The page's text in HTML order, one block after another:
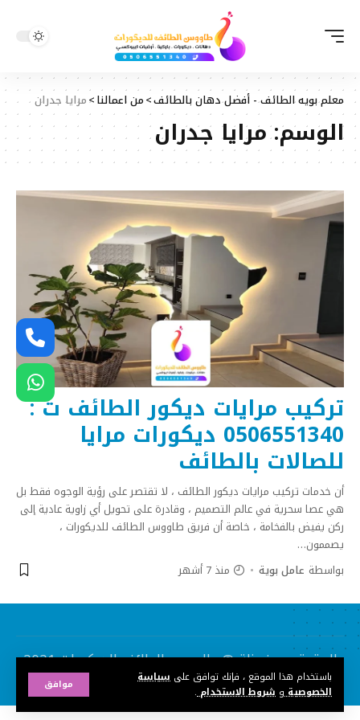
باستخدام هذا الموقع ، فإنك توافق على سياسة
الخصوصيةو شروط الاستخدام. موافق
معلم بويه الطائف - أفضل دهان بالطائف>من اعمالنا>مرايا جدران
الوسم:مرايا جدران
تركيب مرايات ديكور الطائف ت :
0506551340 ديكورات مرايا
للصالات بالطائف
أن خدمات تركيب مرايات ديكور الطائف ، لا تقتصر على رؤية الوجوه فقط بل
هي عصا سحرية في عالم التصميم ، وقادرة على تحويل أي زاوية عادية إلى
ركن يفيض بالفخامة ، خاصة أن فريق طاووس الطائف للديكورات ،
يصممون…
بواسطة عامل بوية منذ 7 أشهر
الحقوق محفوظة ©طاووس الطائف للديكورات2021
شركةتصميم: سبأ تك967770422300